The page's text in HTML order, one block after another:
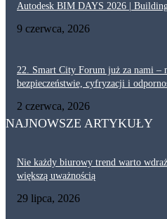
Autodesk BIM DAYS 2026 |
9 czerwca, 2026
22. Smart City Forum już za nami –
bezpieczeństwie, cyfryzacji i
2 czerwca, 2026
NAJNOWSZE ARTYKUŁY
Nie każdy biurowy trend warto
większą uważnością
29 lipca, 2026